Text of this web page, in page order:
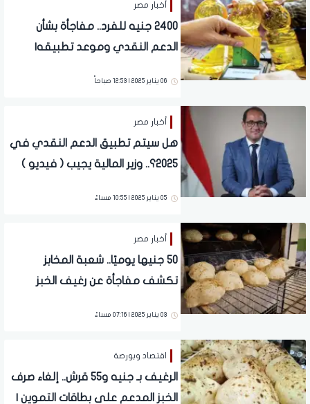
أخبار مصر
2400 جنيه للفرد.. مفاجأة بشأن
الدعم النقدي وموعد تطبيقه|
06 يناير 2025 | 12:53 صباحاً
أخبار مصر
هل سيتم تطبيق الدعم النقدي في
2025؟.. وزير المالية يجيب ( فيديو )
05 يناير 2025 | 10:55 مساءً
أخبار مصر
50 جنيها يوميًا.. شعبة المخابز
تكشف مفاجأة عن رغيف الخبز
03 يناير 2025 | 07:16 مساءً
اقتصاد وبورصة
الرغيف بـ جنيه و55 قرش.. إلغاء صرف
الخبز المدعم على بطاقات التموين |